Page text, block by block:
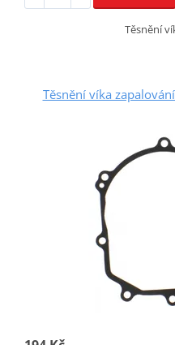
Těsnění
Těsnění víka